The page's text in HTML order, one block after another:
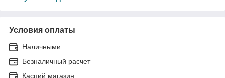
Условия оплаты
Наличными
Безналичный расчет
Каспий магазин